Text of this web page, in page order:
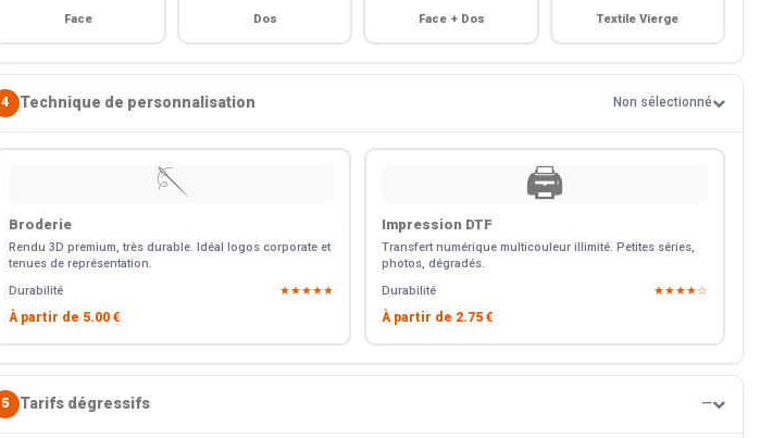
Face Dos Face + Dos Textile Vierge
4 Technique de personnalisation Non sélectionné
🪡
Broderie
Rendu 3D premium, très durable. Idéal logos corporate et
tenues de représentation.
Durabilité
★★★★★
À partir de 5.00 €
🖨️
Impression DTF
Transfert numérique multicouleur illimité. Petites séries,
photos, dégradés.
Durabilité
★★★★☆
À partir de 2.75 €
5 Tarifs dégressifs —